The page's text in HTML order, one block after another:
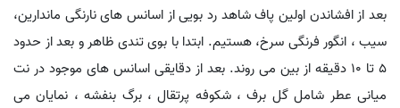
بعد از افشاندن اولین پاف شاهد رد بویی از اسانس های نارنگی ماندارین،
سیب ، انگور فرنگی سرخ، هستیم. ابتدا با بوی تندی ظاهر و بعد از حدود
5 تا 10 دقیقه از بین می روند. بعد از دقایقی اسانس های موجود در نت
میانی عطر شامل گل برف ، شکوفه پرتقال ، برگ بنفشه ، نمایان می